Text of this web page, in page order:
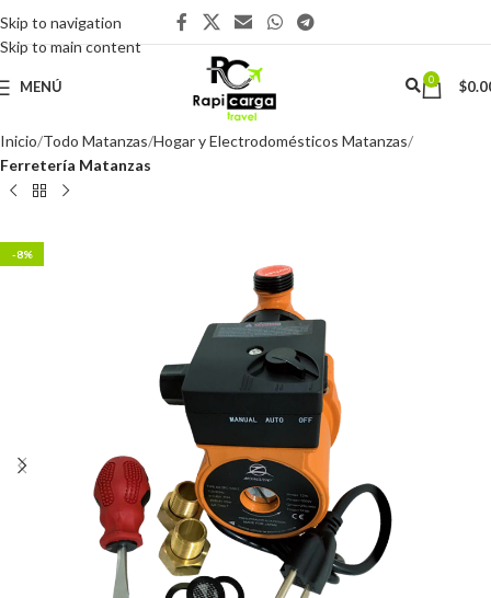
Skip to navigation
Skip to main content
MENÚ 0 $
Inicio Todo Matanzas Hogar y Electrodomésticos Matanzas
Ferretería Matanzas
-8%